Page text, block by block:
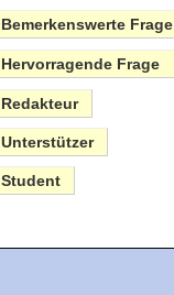
Bemerkenswerte Frage
Hervorragende Frage
Redakteur
Unterstützer
Student